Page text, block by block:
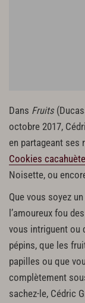
Dans Fruits
octobre 2017,
en partageant ses
Cookies cacahuète
Noisette, ou
Que vous soyez
l’amoureux fou
vous intriguent ou
pépins, que les
papilles ou que
complètement
sachez-le, Cédric